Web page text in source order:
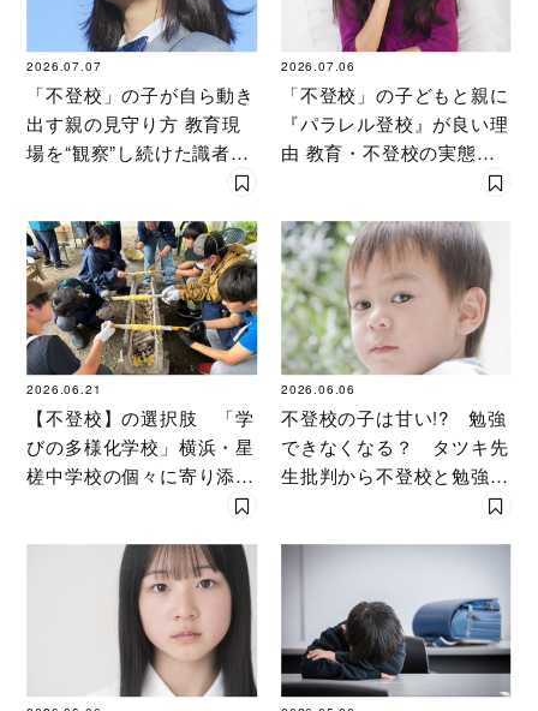
2026.07.07
「不登校」の子が自ら動き
出す親の見守り方 教育現
場を“観察”し続けた識者が
2026.07.06
「不登校」の子どもと親に
『パラレル登校』が良い理
由 教育・不登校の実態を
見続けた識者が説く「選択
2026.06.21
【不登校】の選択肢 「学
びの多様化学校」横浜・星
槎中学校の個々に寄り添う
2026.06.06
不登校の子は甘い!? 勉強
できなくなる？ タツキ先
生批判から不登校と勉強の
遅れ・教育について考え